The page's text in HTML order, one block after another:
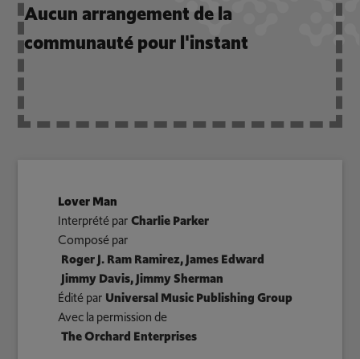
Aucun arrangement de la
communauté pour l'instant
Lover Man
Interprété parCharlie Parker
Composé par
Roger J. Ram Ramirez, James Edward
Jimmy Davis, Jimmy Sherman
Édité par Universal Music Publishing Group
Avec la permission de
The Orchard Enterprises